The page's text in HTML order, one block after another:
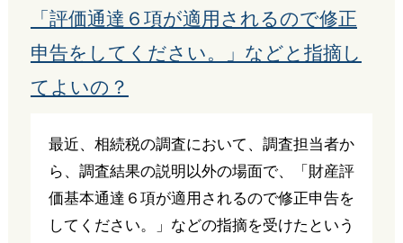
「評価通達６項が適用されるので修正
申告をしてください。」などと指摘し
てよいの？
最近、相続税の調査において、調査担当者か
ら、調査結果の説明以外の場面で、「財産評
価基本通達６項が適用されるので修正申告を
してください。」などの指摘を受けたという